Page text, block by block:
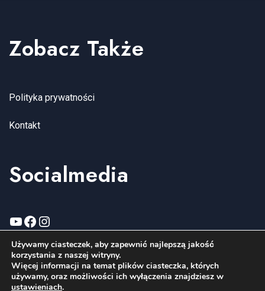
Zobacz Także
Polityka prywatności
Kontakt
Socialmedia
YouTube
Facebook
Instagram
Copyright wenagroup.com 2006-2026. All Rights Reserved.
Używamy ciasteczek, aby zapewnić najlepszą jakość
korzystania z naszej witryny.
Więcej informacji na temat plików ciasteczka, których
używamy, oraz możliwości ich wyłączenia znajdziesz w
ustawieniach.